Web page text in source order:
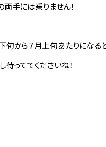
両手には乗りません！
旬から７月上旬あたりになる
待っててくださいね！